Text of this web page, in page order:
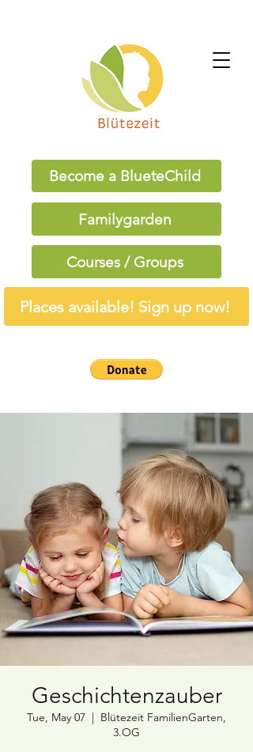
Become a BlueteChild
Familygarden
Courses / Groups
Places available! Sign up now!
Geschichtenzauber
Tue, May 07
  |
Blütezeit FamilienGarten,
3.OG